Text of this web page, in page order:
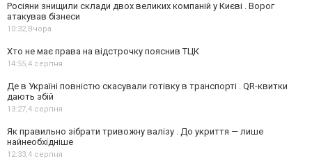
Росіяни знищили склади двох великих компаній у Києві . Ворог
атакував бізнеси
10:32,Вчора
Хто не має права на відстрочку пояснив ТЦК
14:55,4 серпня
Де в Україні повністю скасували готівку в транспорті . QR-квитки
дають збій
13:27,4 серпня
Як правильно зібрати тривожну валізу . До укриття — лише
найнеобхідніше
12:33,4 серпня